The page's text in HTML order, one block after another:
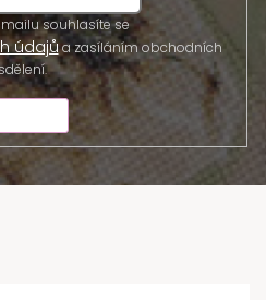
souhlasíte se
údajůa zasíláním obchodních